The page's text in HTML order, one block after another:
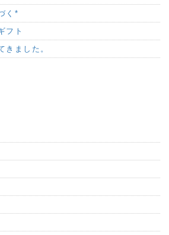
く*
フト
きました。